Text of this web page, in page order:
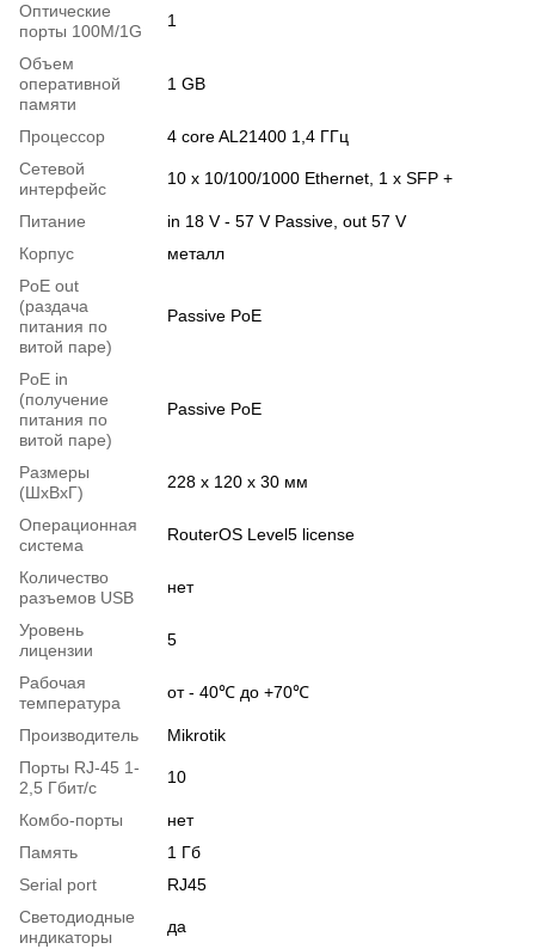
Оптические
порты 100M/1G
1
Объем
оперативной
памяти
1 GB
Процессор
4 core AL21400 1,4 ГГц
Сетевой
интерфейс
10 x 10/100/1000 Ethernet, 1 x SFP +
Питание
in 18 V - 57 V Passive, out 57 V
Корпус
металл
PoE out
(раздача
питания по
витой паре)
Passive PoE
PoE in
(получение
питания по
витой паре)
Passive PoE
Размеры
(ШxВxГ)
228 x 120 x 30 мм
Операционная
система
RouterOS Level5 license
Количество
разъемов USB
нет
Уровень
лицензии
5
Рабочая
температура
от - 40℃ до +70℃
Производитель
Mikrotik
Порты RJ-45 1-
2,5 Гбит/с
10
Комбо-порты
нет
Память
1 Гб
Serial port
RJ45
Светодиодные
индикаторы
да